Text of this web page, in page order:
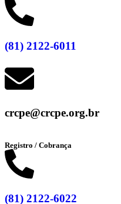
(81) 2122-6011
crcpe@crcpe.org.br
Registro / Cobrança
(81) 2122-6022